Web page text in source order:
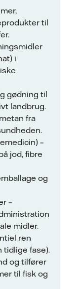
til
i
gødning til
landbrug.
fra
–
jod, fibre
og
–
midler.
ren
tidlige fase).
og tilfører
til fisk og